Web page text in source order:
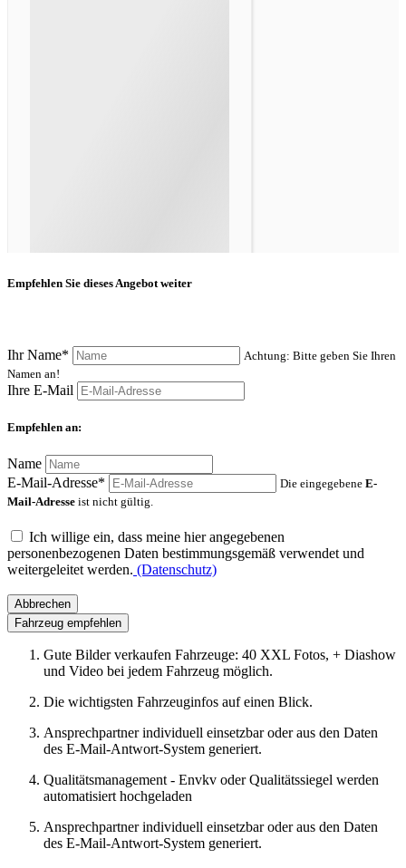
Empfehlen Sie dieses Angebot weiter
Ihr Name*
Achtung: Bitte geben Sie Ihren
Namen an!
Ihre E-Mail
Empfehlen an:
Name
E-Mail-Adresse*
Die eingegebene E-
Mail-Adresse ist nicht gültig.
Ich willige ein, dass meine hier angegebenen
personenbezogenen Daten bestimmungsgemäß verwendet und
weitergeleitet werden. (Datenschutz)
Abbrechen
Fahrzeug empfehlen
Gute Bilder verkaufen Fahrzeuge: 40 XXL Fotos, + Diashow
und Video bei jedem Fahrzeug möglich.
Die wichtigsten Fahrzeuginfos auf einen Blick.
Ansprechpartner individuell einsetzbar oder aus den Daten
des E-Mail-Antwort-System generiert.
Qualitätsmanagement - Envkv oder Qualitätssiegel werden
automatisiert hochgeladen
Ansprechpartner individuell einsetzbar oder aus den Daten
des E-Mail-Antwort-System generiert.